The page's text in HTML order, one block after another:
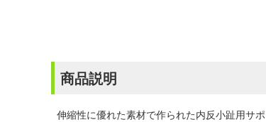
商品説明
伸縮性に優れた素材で作られた内反小趾用サ